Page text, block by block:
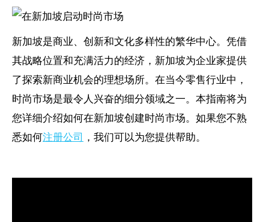
新加坡是商业、创新和文化多样性的繁华中心。凭借
其战略位置和充满活力的经济，新加坡为企业家提供
了探索新商业机会的理想场所。在当今零售行业中，
时尚市场是最令人兴奋的细分领域之一。本指南将为
您详细介绍如何在新加坡创建时尚市场。如果您不熟
悉如何注册公司 ，我们可以为您提供帮助。